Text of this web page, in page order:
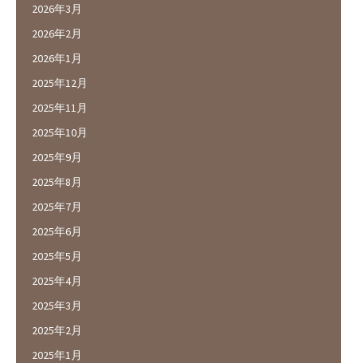
2026年3月
2026年2月
2026年1月
2025年12月
2025年11月
2025年10月
2025年9月
2025年8月
2025年7月
2025年6月
2025年5月
2025年4月
2025年3月
2025年2月
2025年1月